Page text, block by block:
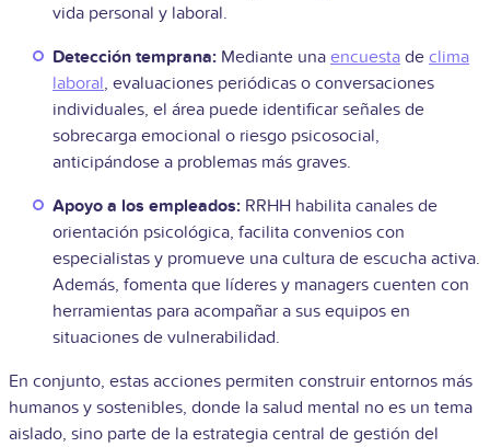
vida personal y laboral.
Detección temprana: Mediante una encuesta de clima
laboral, evaluaciones periódicas o conversaciones
individuales, el área puede identificar señales de
sobrecarga emocional o riesgo psicosocial,
anticipándose a problemas más graves.
Apoyo a los empleados: RRHH habilita canales de
orientación psicológica, facilita convenios con
especialistas y promueve una cultura de escucha activa.
Además, fomenta que líderes y managers cuenten con
herramientas para acompañar a sus equipos en
situaciones de vulnerabilidad.
En conjunto, estas acciones permiten construir entornos más
humanos y sostenibles, donde la salud mental no es un tema
aislado, sino parte de la estrategia central de gestión del